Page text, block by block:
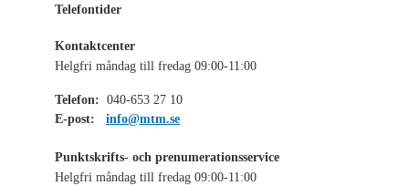
Telefontider
Kontaktcenter
Helgfri måndag till fredag 09:00-11:00
Telefon: 040-653 27 10
E-post:
info@mtm.se
Punktskrifts- och prenumerationsservice
Helgfri måndag till fredag 09:00-11:00